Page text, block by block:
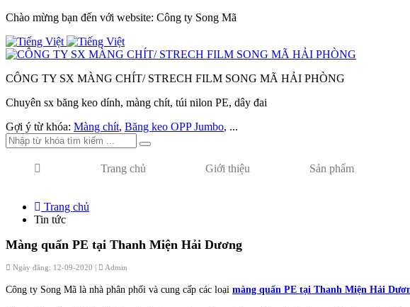
Chào mừng bạn đến với website: Công ty Song Mã
CÔNG TY SX MÀNG CHÍT/ STRECH FILM SONG MÃ HẢI PHÒNG
Chuyên sx băng keo dính, màng chít, túi nilon PE, dây đai
Gợi ý từ khóa: Màng chít, Băng keo OPP Jumbo, ...
Trang chủ Giới thiệu Sản phẩm
Trang chủ
Tin tức
Màng quấn PE tại Thanh Miện Hải Dương
Ngày đăng: 12-09-2020 | Admin
Công ty Song Mã là nhà phân phối và cung cấp các loại màng quấn PE tại Thanh Miện Hải